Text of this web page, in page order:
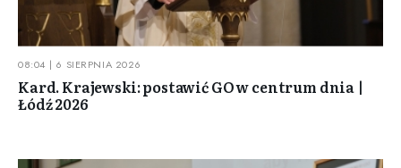
08:04 | 6 SIERPNIA 2026
Kard. Krajewski: postawić GO w centrum dnia |
Łódź 2026